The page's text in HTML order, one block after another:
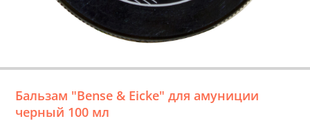
Бальзам "Bense & Eicke" для амуниции
черный 100 мл